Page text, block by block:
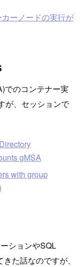
ーノードの実行が
でのコンテナー実
が、セッションで
gMSA
with group
ションやSQL
た話なのですが、